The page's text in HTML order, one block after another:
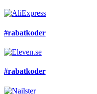
#rabatkoder
#rabatkoder